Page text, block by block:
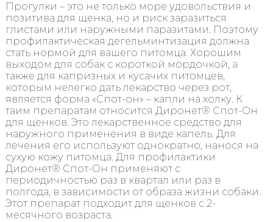
Прогулки – это не только море удовольствия и
позитива для щенка, но и риск заразиться
глистами или наружными паразитами. Поэтому
профилактическая дегельминтизация должна
стать нормой для вашего питомца. Хорошим
выходом для собак с короткой мордочкой, а
также для капризных и кусачих питомцев,
которым нелегко дать лекарство через рот,
является форма «Спот-он» – капли на холку. К
таим препаратам относится Диронет® Спот-Он
для щенков. Это лекарственное средство для
наружного применения в виде капель. Для
лечения его используют однократно, нанося на
сухую кожу питомца. Для профилактики
Диронет® Спот-Он применяют с
периодичностью раз в квартал или раз в
полгода, в зависимости от образа жизни собаки.
Этот препарат подходит для щенков с 2-
месячного возраста.